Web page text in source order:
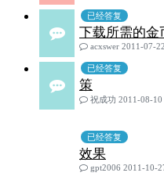
已经答复
下载所需的金
acxswer 2011-07-22
已经答复
策
祝成功 2011-08-10
已经答复
效果
gpt2006 2011-10-